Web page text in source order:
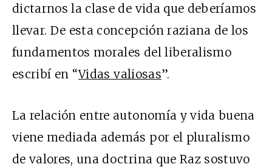
dictarnos la clase de vida que deberíamos
llevar. De esta concepción raziana de los
fundamentos morales del liberalismo
escribí en “Vidas valiosas”.
La relación entre autonomía y vida buena
viene mediada además por el pluralismo
de valores, una doctrina que Raz sostuvo